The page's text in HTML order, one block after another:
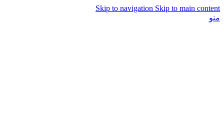
Skip to navigation Skip to main content
منو